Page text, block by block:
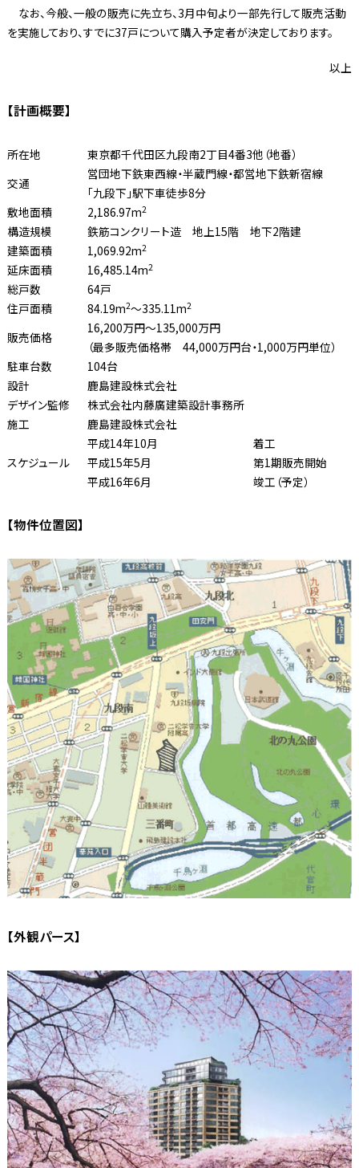
なお、今般、一般の販売に先立ち、3月中旬より一部先行して販売活動
を実施しており、すでに37戸について購入予定者が決定しております。
以上
【計画概要】
所在地
東京都千代田区九段南2丁目4番3他（地番）
交通
営団地下鉄東西線・半蔵門線・都営地下鉄新宿線
「九段下」駅下車徒歩8分
敷地面積
2,186.97m2
構造規模
鉄筋コンクリート造 地上15階 地下2階建
建築面積
1,069.92m2
延床面積 16,485.14m2
総戸数
64戸
住戸面積
84.19m2〜335.11m2
販売価格
16,200万円〜135,000万円
（最多販売価格帯 44,000万円台・1,000万円単位）
駐車台数
104台
設計
鹿島建設株式会社
デザイン監修
株式会社内藤廣建築設計事務所
施工
鹿島建設株式会社
スケジュール
平成14年10月
着工
平成15年5月
第1期販売開始
平成16年6月
竣工（予定）
【物件位置図】
【外観パース】